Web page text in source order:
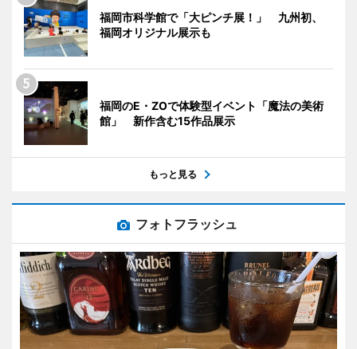
福岡市科学館で「大ピンチ展！」 九州初、
福岡オリジナル展示も
福岡のE・ZOで体験型イベント「魔法の美術
館」 新作含む15作品展示
もっと見る
フォトフラッシュ